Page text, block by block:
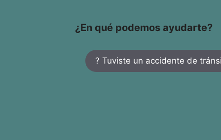
¿En qué podemos ayudarte?
? Tuviste un accidente de